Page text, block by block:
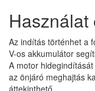
Használat
Az indítás történhet a
V-os akkumulátor
A motor
az önjáró meghajtás